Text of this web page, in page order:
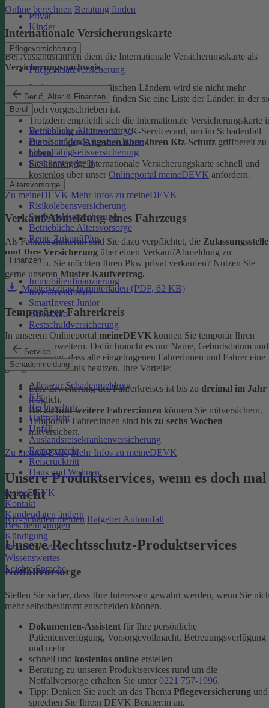
Privat
Kinder
Pflegeversicherung
Pflegezusatzversicherung
Beruf, Alter & Finanzen
Beruf
Betriebliche Altersvorsorge
Berufsunfähigkeitsversicherung
Grundfähigkeitsversicherung
Krankentagegeld
Altersvorsorge
Risikolebensversicherung
Sterbegeldversicherung
Betriebliche Altersvorsorge
Rente ZukunftPlus
Finanzen
Immobilienfinanzierung
Investmentfonds
SmartInvest Junior
Girokonto
Restschuldversicherung
Service
Schadenmeldung
Alles zur Schadenmeldung
Kfz
Rechtsschutz
Haftpflicht
Unfall
Auslandsreisekrankenversicherung
Reisegepäck
Reiserücktritt
Haus und Wohnen
meineDEVK
Kontakt
Kundendaten ändern
Bescheinigungen
Kündigung
Produktservices
Wissenswertes
Leichte Sprache
Online berechnen Beratung finden
Internationale Versicherungskarte
Bei Auslandsfahrten dient die Internationale Versicherungskarte als
Versicherungsnachweis.
In den meisten europäischen Ländern wird sie nicht mehr
verlangt. In denFAQ
finden Sie eine Liste der Länder, in der
noch vorgeschrieben ist.
Trotzdem empfiehlt sich die Internationale Versicherungskarte
Verbindung mit Ihrer DEVK-Servicecard, um im Schadenfall
alle wichtigenAngaben über Ihren Kfz-Schutz griffbereit zu
haben.
Sie können die Internationale Versicherungskarte schnell und
kostenlos über unser Onlineportal meineDEVK anfordern.
Zu meineDEVK Mehr Infos zu meineDEVK
Verkauf/Abmeldung eines Fahrzeugs
Als Fahrzeughalter:in sind Sie dazu verpflichtet, die Zulassungsstelle
und Ihre Versicherung über einen Verkauf/Abmeldung zu
informieren. Sie möchten Ihren Pkw privat verkaufen? Nutzen Sie
gerne unseren Muster-Kaufvertrag.
Mustervertrag herunterladen (PDF, 62 KB)
Temporärer Fahrerkreis
In unserem Onlineportal meineDEVK können Sie temporär Ihren
Fahrerkreis erweitern. Dafür braucht es nur Name, Geburtsdatum und
die Bestätigung, dass alle eingetragenen Fahrerinnen und Fahrer eine
gültige Fahrerlaubnis besitzen. Ihre Vorteile:
Eine Erweiterung des Fahrerkreises ist bis zu dreimal im Jahr
möglich.
Bis zu fünf weitere Fahrer:innen können Sie mitversichern.
Temporäre Fahrer:innen sind bis zu sechs Wochen
mitversichert.
Zu meineDEVK Mehr Infos zu meineDEVK
Unsere Produktservices, wenn es doch mal
kracht
Kfz-Schaden melden Ratgeber Autounfall
Unsere Rechtsschutz-Produktservices
Notfallvorsorge
Stellen Sie sicher, dass Ihre Interessen gewahrt werden, wenn Sie
mehr selbstbestimmt entscheiden können.
Dokumenten-Assistent für Ihre persönliche
Patientenverfügung, Vorsorgevollmacht, Betreuungsverfügung
und mehr
schnell und kostenlos online erstellen
Beratung zu unseren Produktservices rund um die
Notfallvorsorge erhalten Sie unter 0221 757-1996.
Tipp: Denken Sie auch an das Thema Pflegeversicherung und
sprechen Sie Ihre:n DEVK Berater:in an.